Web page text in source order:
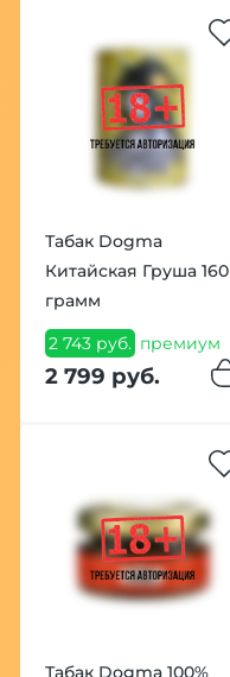
Табак Dogma
Китайская Груша 160
грамм
2 743 руб. премиум
2 799 руб.
Табак Dogma 100%